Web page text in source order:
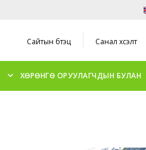
Сайтын бүтэц Санал хүсэлт
ХӨРӨНГӨ ОРУУЛАГЧДЫН БУЛАН